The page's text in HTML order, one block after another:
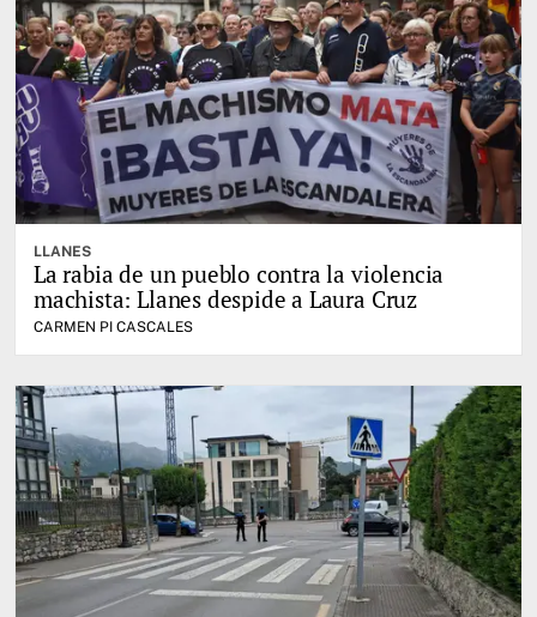
LLANES
La rabia de un pueblo contra la violencia
machista: Llanes despide a Laura Cruz
CARMEN PI CASCALES